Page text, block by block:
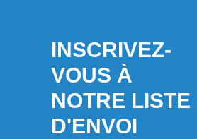
INSCRIVEZ-
VOUS À
NOTRE LISTE
D'ENVOI